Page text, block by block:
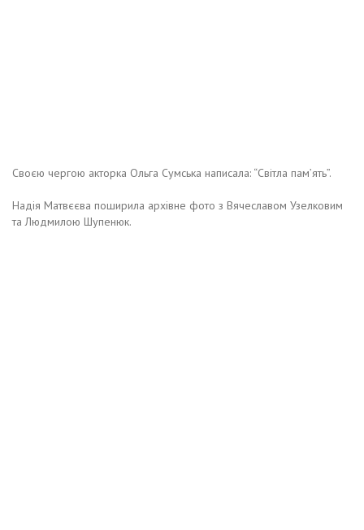
Своєю чергою акторка Ольга Сумська написала: “Світла пам’ять”.
Надія Матвєєва поширила архівне фото з Вячеславом Узелковим
та Людмилою Шупенюк.